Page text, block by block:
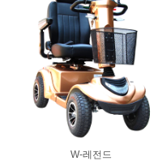
W-레전드